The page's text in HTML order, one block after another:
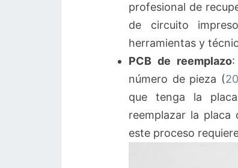
profesional de
de circuito
herramientas y
PCB de reemplazo:
número de pieza (
que tenga la
reemplazar la
este proceso